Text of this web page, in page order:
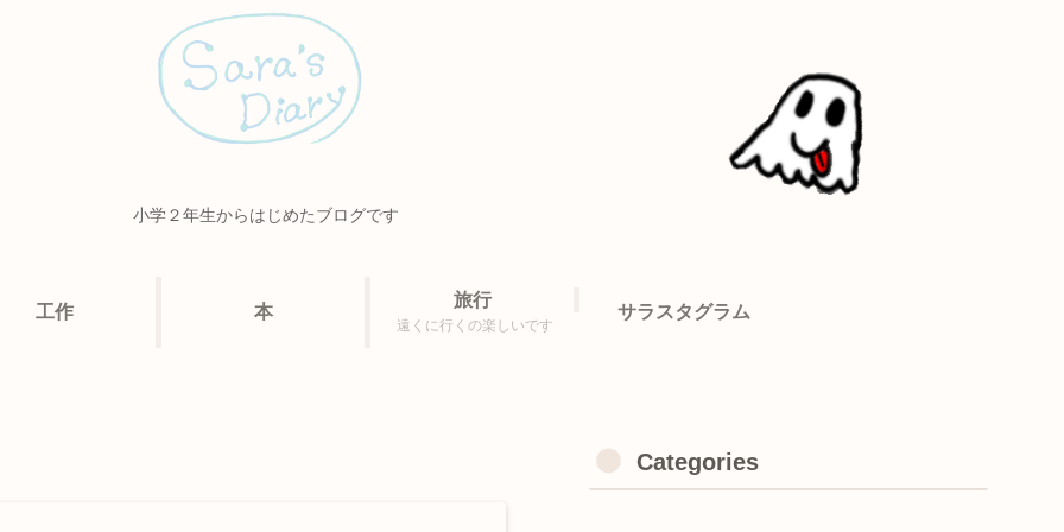
小学２年生からはじめたブログです
工作 本
旅行
遠くに行くの楽しいです
サラスタグラム
Categories